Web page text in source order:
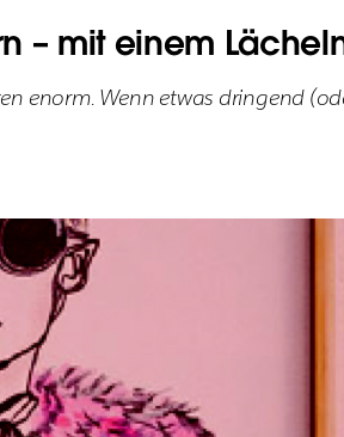
– mit einem
enorm. Wenn etwas dringend